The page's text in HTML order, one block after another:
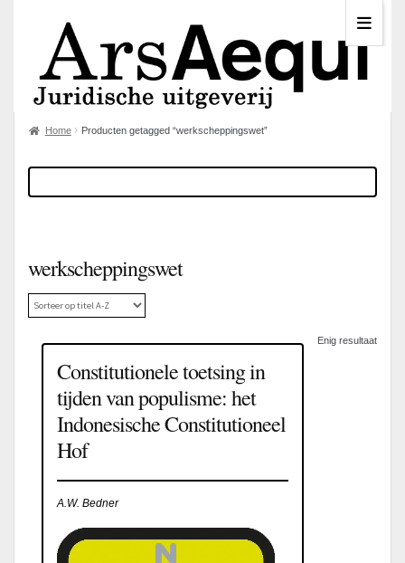
Home Producten getagged “werkscheppingswet”
werkscheppingswet
Enig resultaat
Constitutionele toetsing in
tijden van populisme: het
Indonesische Constitutioneel
Hof
A.W. Bedner